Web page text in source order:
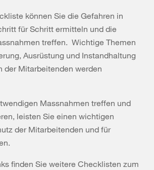
können Sie die Gefahren in
für Schritt ermitteln und die
treffen. Wichtige Themen
Ausrüstung und Instandhaltung
der Mitarbeitenden werden
Massnahmen treffen und
leisten Sie einen wichtigen
der Mitarbeitenden und für
finden Sie weitere Checklisten zum